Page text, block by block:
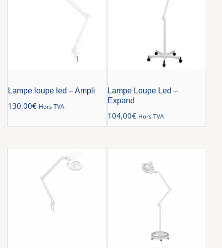
Lampe loupe led – Ampli
130,00€ Hors TVA
Lampe Loupe Led –
Expand
104,00€ Hors TVA